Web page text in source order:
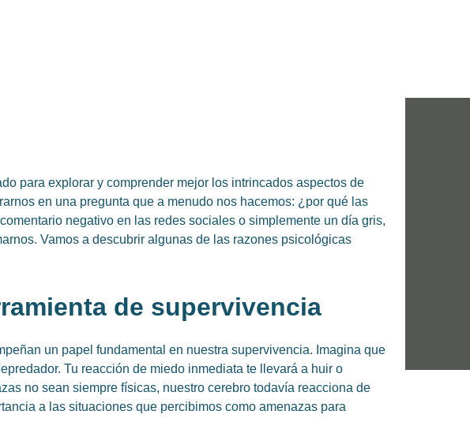
para explorar y comprender mejor los intrincados aspectos de
en una pregunta que a menudo nos hacemos: ¿por qué las
negativo en las redes sociales o simplemente un día gris,
Vamos a descubrir algunas de las razones psicológicas
de supervivencia
un papel fundamental en nuestra supervivencia. Imagina que
Tu reacción de miedo inmediata te llevará a huir o
no sean siempre físicas, nuestro cerebro todavía reacciona de
a las situaciones que percibimos como amenazas para